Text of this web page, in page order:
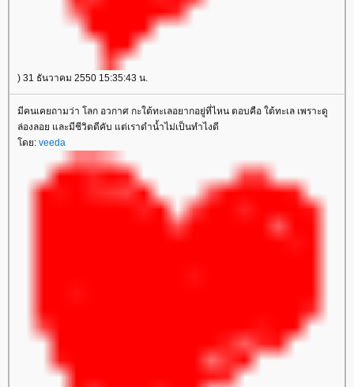
) 31 ธันวาคม 2550 15:35:43 น.
มีคนเคยถามว่า โลก อวกาศ กะใต้ทะเลอยากอยู่ที่ไหน ตอบคือ ใต้ทะเล เพราะดู
ล่องลอย และมีชีวิตดีคับ แต่เราดำน้ำไม่เป็นทำไงดี
ดย: veeda